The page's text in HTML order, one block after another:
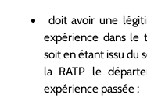
doit avoir une
expérience dans le
soit en étant issu du
la RATP le
expérience passée ;